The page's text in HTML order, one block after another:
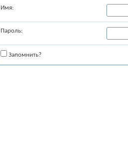
Имя:
Пароль:
Запомнить?